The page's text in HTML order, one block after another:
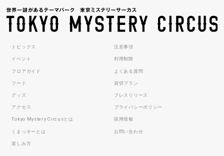
トピックス
イベント
フロアガイド
フード
グッズ
アクセス
Tokyo Mystery Circusとは
くまっキーとは
楽しみ方
注意事項
利用制限
よくある質問
貸切プラン
プレスリリース
プライバシーポリシー
採用情報
お問い合わせ